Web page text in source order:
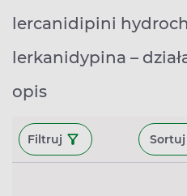
lercanidipini
lerkanidypina –
opis
Filtruj Sortuj